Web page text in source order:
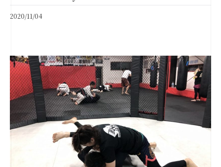
2020/11/04